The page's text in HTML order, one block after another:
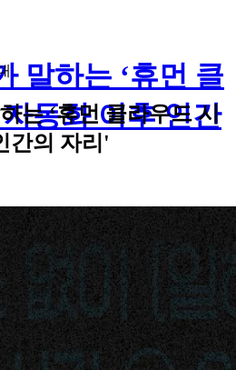
말하는 ‘휴먼 클
동화 이후 인간
는 ‘휴먼 클라우드 시
간의 자리'